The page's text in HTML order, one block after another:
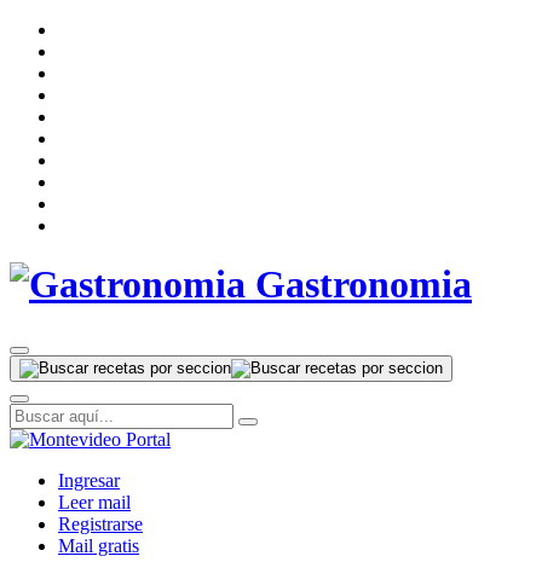
Gastronomia
Ingresar
Leer mail
Registrarse
Mail gratis